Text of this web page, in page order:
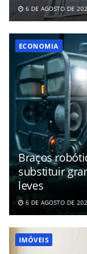
6 DE AGOSTO DE
ECONOMIA
Braços
substituir
leves
6 DE AGOSTO DE
IMÓVEIS